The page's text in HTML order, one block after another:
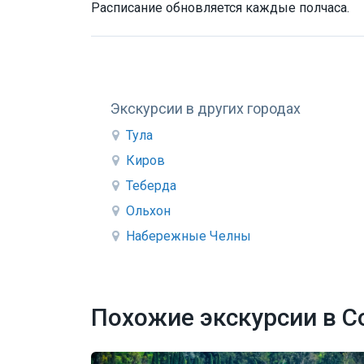
Расписание обновляется каждые полчаса.
Экскурсии в других городах
Тула
Киров
Теберда
Ольхон
Набережные Челны
Похожие экскурсии в